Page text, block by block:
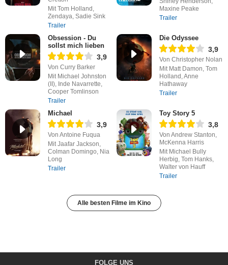
Mit Tom Holland,
Zendaya, Sadie Sink
Trailer
Maxine Peake
Trailer
Obsession - Du
sollst mich lieben
3,9
Von Curry Barker
Mit Michael Johnston
(II), Inde Navarrette,
Cooper Tomlinson
Trailer
Die Odyssee
3,9
Von Christopher Nolan
Mit Matt Damon, Tom
Holland, Anne
Hathaway
Trailer
Michael
3,9
Von Antoine Fuqua
Mit Jaafar Jackson,
Colman Domingo, Nia
Long
Trailer
Toy Story 5
3,8
Von Andrew Stanton,
McKenna Harris
Mit Michael Bully
Herbig, Tom Hanks,
Walter von Hauff
Trailer
Alle besten Filme im Kino
FOLGE UNS